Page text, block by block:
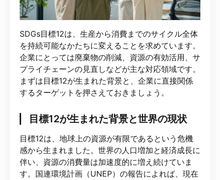
SDGs目標12は、生産から消費までのサイクル全体
を持続可能なかたちに変えることを求めています。
企業にとっては廃棄物の削減、資源の有効活用、サ
プライチェーンの見直しなどが主な対応領域です。
まずは目標12が生まれた背景と、企業に直接関係
するターゲットを押さえておきましょう。
目標12が生まれた背景と世界の現状
目標12は、地球上の資源が有限であるという危機
感から生まれました。世界の人口増加と経済成長に
伴い、資源の消費量は加速度的に増え続けていま
す。国連環境計画（UNEP）の報告によれば、現在